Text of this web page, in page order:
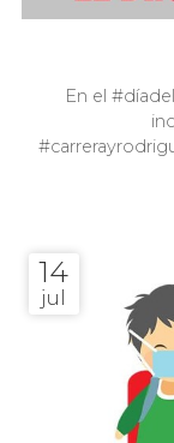
En el
palabras
14
jul